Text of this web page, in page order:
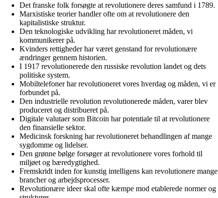
Det franske folk forsøgte at revolutionere deres samfund i 1789.
Marxistiske teorier handler ofte om at revolutionere den
kapitalistiske struktur.
Den teknologiske udvikling har revolutioneret måden, vi
kommunikerer på.
Kvinders rettigheder har været genstand for revolutionære
ændringer gennem historien.
I 1917 revolutionerede den russiske revolution landet og dets
politiske system.
Mobiltelefoner har revolutioneret vores hverdag og måden, vi er
forbundet på.
Den industrielle revolution revolutionerede måden, varer blev
produceret og distribueret på.
Digitale valutaer som Bitcoin har potentiale til at revolutionere
den finansielle sektor.
Medicinsk forskning har revolutioneret behandlingen af mange
sygdomme og lidelser.
Den grønne bølge forsøger at revolutionere vores forhold til
miljøet og bæredygtighed.
Fremskridt inden for kunstig intelligens kan revolutionere mange
brancher og arbejdsprocesser.
Revolutionære ideer skal ofte kæmpe mod etablerede normer og